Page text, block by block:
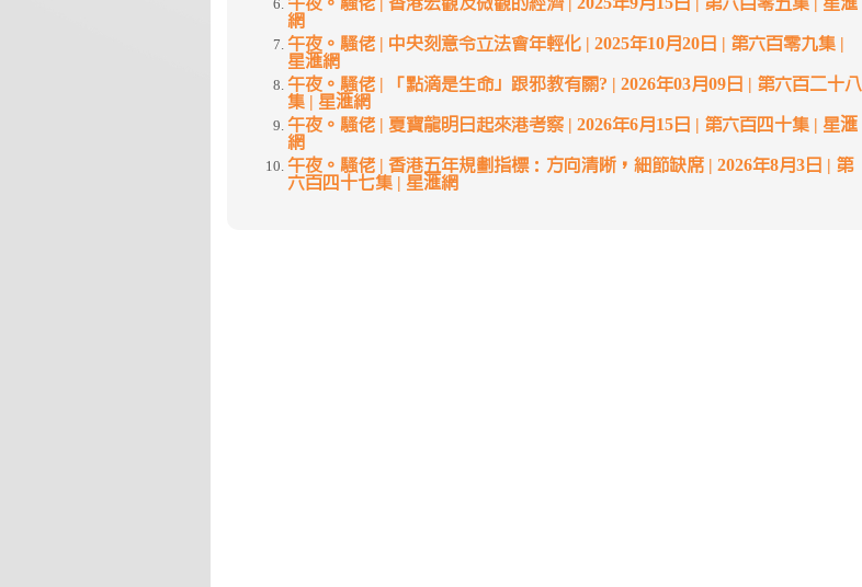
網
午夜。騷佬 | 中央刻意令立法會年輕化 | 2025年10月20日 | 第六百零九集 |
星滙網
午夜。騷佬 | 「點滴是生命」跟邪教有關? | 2026年03月09日 | 第六百二十八
集 | 星滙網
午夜。騷佬 | 夏寶龍明日起來港考察 | 2026年6月15日 | 第六百四十集 | 星滙
網
午夜。騷佬 | 香港五年規劃指標：方向清晰，細節缺席 | 2026年8月3日 | 第
六百四十七集 | 星滙網